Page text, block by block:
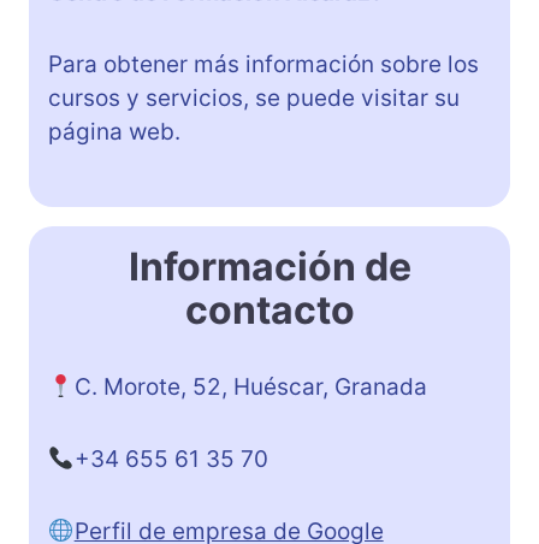
Para obtener más información sobre los
cursos y servicios, se puede visitar su
página web.
Información de
contacto
C. Morote, 52, Huéscar, Granada
+34 655 61 35 70
Perfil de empresa de Google